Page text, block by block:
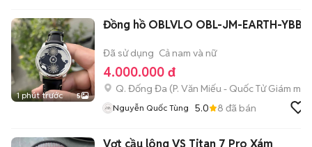
1 phút trước 5
Đồng hồ OBLVLO OBL-JM-EARTH-YBB
Đã sử dụng Cả nam và nữ
4.000.000 đ
Q. Đống Đa (P. Văn Miếu - Quốc Tử Giám mới)
Nguyễn Quốc Tùng 5.0 8 đã bán
Vợt cầu lông VS Titan 7 Pro Xám